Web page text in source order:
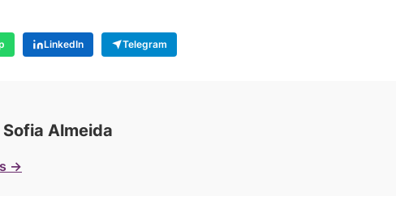
LinkedIn Telegram
Almeida
→